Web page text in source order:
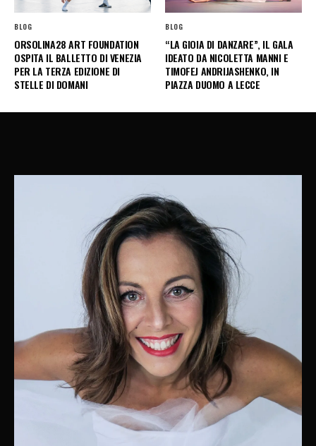
BLOG
ORSOLINA28 ART FOUNDATION
OSPITA IL BALLETTO DI VENEZIA
PER LA TERZA EDIZIONE DI
STELLE DI DOMANI
BLOG
“LA GIOIA DI DANZARE”, IL GALA
IDEATO DA NICOLETTA MANNI E
TIMOFEJ ANDRIJASHENKO, IN
PIAZZA DUOMO A LECCE